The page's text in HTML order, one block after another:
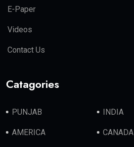
E-Paper
Videos
Contact Us
Catagories
PUNJAB INDIA
AMERICA CANADA